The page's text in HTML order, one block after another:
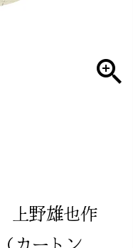
上野雄也作